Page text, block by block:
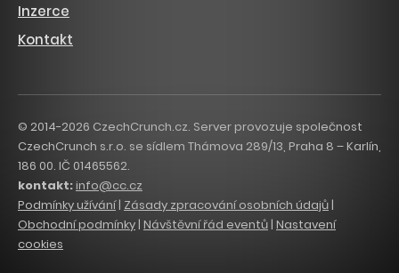
Inzerce
Kontakt
© 2014-2026 CzechCrunch.cz. Server provozuje společnost
CzechCrunch s.r.o. se sídlem Thámova 289/13, Praha 8 – Karlín,
186 00. IČ 01465562.
kontakt:info@cc.cz
Podmínky užívání| Zásady zpracování osobních údajů|
Obchodní podmínky| Návštěvní řád eventů | Nastavení
cookies